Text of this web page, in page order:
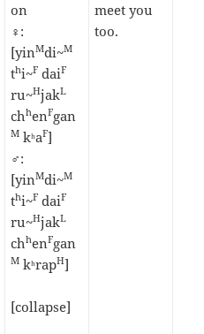
on
♀:
[yinMdi~M
thi~F daiF
ru~HjakL
chhenFgan
M kʰaF]
♂:
[yinMdi~M
thi~F daiF
ru~HjakL
chhenFgan
M kʰrapH]
[collapse]
meet you
too.